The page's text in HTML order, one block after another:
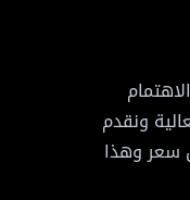
ونقدم
سعر وهذا